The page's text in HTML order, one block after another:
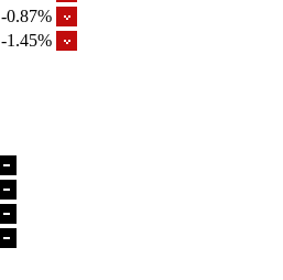
-0.87%
-1.45%